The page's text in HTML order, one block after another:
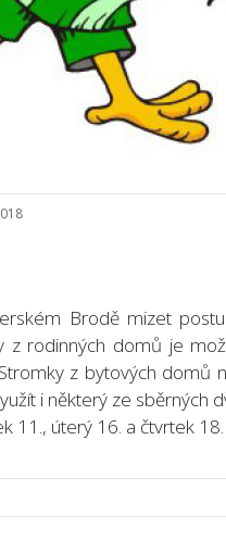
Brodě mizet
z rodinných domů je
z bytových domů
i některý ze sběrných
11., úterý 16. a čtvrtek